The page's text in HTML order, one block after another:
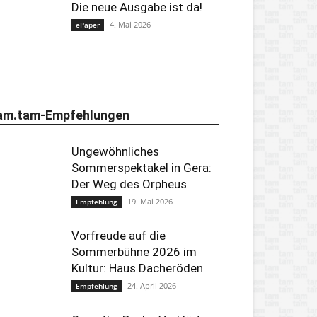
Die neue Ausgabe ist da!
ePaper 4. Mai 2026
Empfehlungen
Ungewöhnliches
Sommerspektakel in Gera:
Der Weg des Orpheus
Empfehlung 19. Mai 2026
Vorfreude auf die
Sommerbühne 2026 im
Kultur: Haus Dacheröden
Empfehlung 24. April 2026